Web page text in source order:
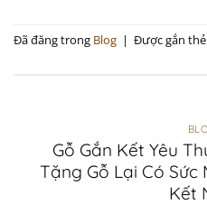
Đã đăng trong Blog | Được gắn thẻ
Gỗ Gắn Kết Yêu
Tặng Gỗ Lại Có Sức
Kết